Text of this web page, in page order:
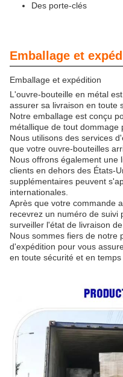
Des porte-clés
Emballage et
Emballage et expédition
L'ouvre-bouteille en métal
assurer sa livraison en toute
Notre emballage est conçu
métallique de tout dommage
Nous utilisons des services
que votre ouvre-bouteilles
Nous offrons également une
clients en dehors des États-
supplémentaires peuvent
internationales.
Après que votre commande
recevrez un numéro de suivi
surveiller l'état de livraison
Nous sommes fiers de notre
d'expédition pour vous
en toute sécurité et en